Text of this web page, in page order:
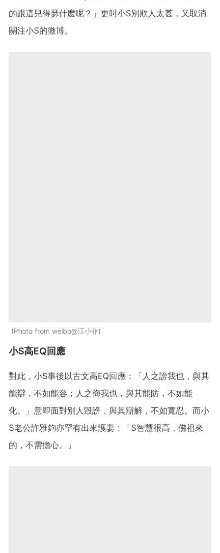
的跟這兒得瑟什麽呢？」更叫小S別欺人太甚，又取消
關注小S的微博。
Photo from weibo@汪小菲
小S高EQ回應
對此，小S事後以古文高EQ回應：「人之謗我也，與其
能辯，不如能容；人之侮我也，與其能防，不如能
化。」意即面對別人毀謗，與其辯解，不如寬忍。而小
S老公許雅鈞亦罕有出來護妻：「S智慧很高，佛祖來
的，不需擔心。」